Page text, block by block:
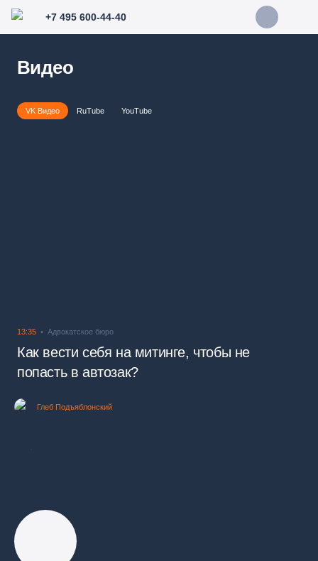
+7 495 600-44-40
Видео
VK Видео RuTube YouTube
13:35 Адвокатское бюро
Как вести себя на митинге, чтобы не
попасть в автозак?
Глеб Подъяблонский